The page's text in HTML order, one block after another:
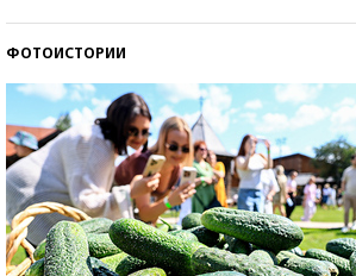
ФОТОИСТОРИИ